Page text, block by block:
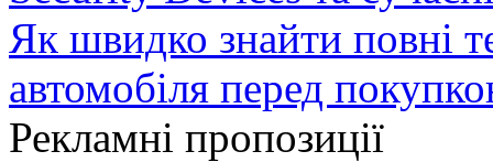
Як швидко знайти повні
автомобіля перед
Рекламні пропозиції